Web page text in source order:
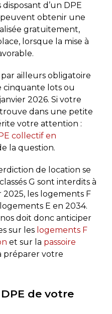
d’un DPE
peuvent obtenir une
gratuitement,
lorsque la mise à
ailleurs obligatoire
cinquante lots ou
2026. Si votre
dans une petite
votre attention :
collectif en
la question.
de location se
G sont interdits à
2025, les logements F
E en 2034.
doit donc anticiper
sur les logements F
et sur la passoire
préparer votre
de votre